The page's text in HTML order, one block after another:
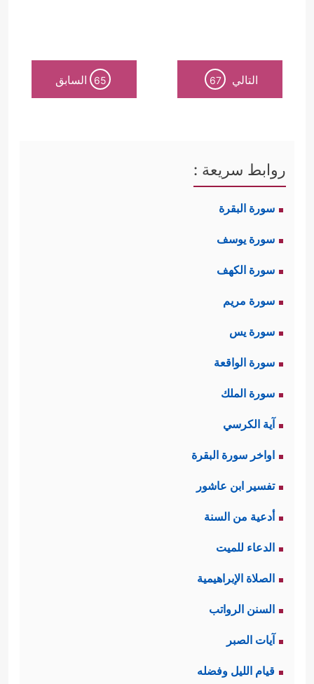
التالي 67
65 السابق
روابط سريعة :
سورة البقرة
سورة يوسف
سورة الكهف
سورة مريم
سورة يس
سورة الواقعة
سورة الملك
آية الكرسي
اواخر سورة البقرة
تفسير ابن عاشور
أدعية من السنة
الدعاء للميت
الصلاة الإبراهيمية
السنن الرواتب
آيات الصبر
قيام الليل وفضله